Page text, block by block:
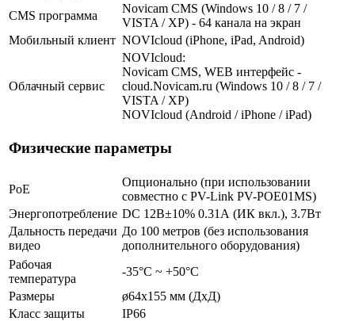
CMS программа
Novicam CMS (Windows 10 / 8 / 7 /
VISTA / XP) - 64 канала на экран
Мобильный клиент NOVIcloud (iPhone, iPad, Android)
Облачный сервис
NOVIcloud:
Novicam CMS, WEB интерфейс -
cloud.Novicam.ru (Windows 10 / 8 / 7 /
VISTA / XP)
NOVIcloud (Android / iPhone / iPad)
Физические параметры
PoE
Опционально (при использовании
совместно с PV-Link PV-POE01MS)
Энергопотребление DC 12В±10% 0.31А (ИК вкл.), 3.7Вт
Дальность передачи
видео
До 100 метров (без использования
дополнительного оборудования)
Рабочая
температура
-35°С ~ +50°С
Размеры
ø64х155 мм (ДхД)
Класс защиты
IP66